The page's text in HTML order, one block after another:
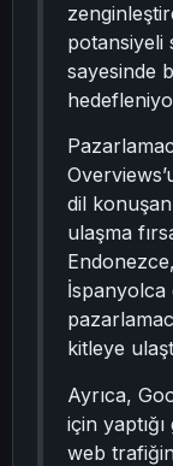
potansiyeli
sayesinde
dil
ulaşma
İspanyolca
kitleye
Ayrıca,
için
web